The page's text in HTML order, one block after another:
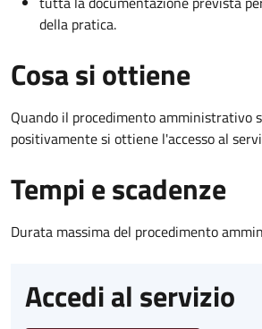
della pratica.
Cosa si ottiene
Quando il procedimento amministrativo
positivamente si ottiene l'accesso al
Tempi e scadenze
Durata massima del procedimento
Accedi al servizio